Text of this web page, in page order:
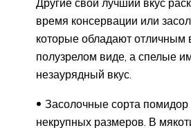
время консервации или
которые обладают отличным
полузрелом виде, а спелые
незаурядный вкус.
Засолочные сорта
некрупных размеров. В